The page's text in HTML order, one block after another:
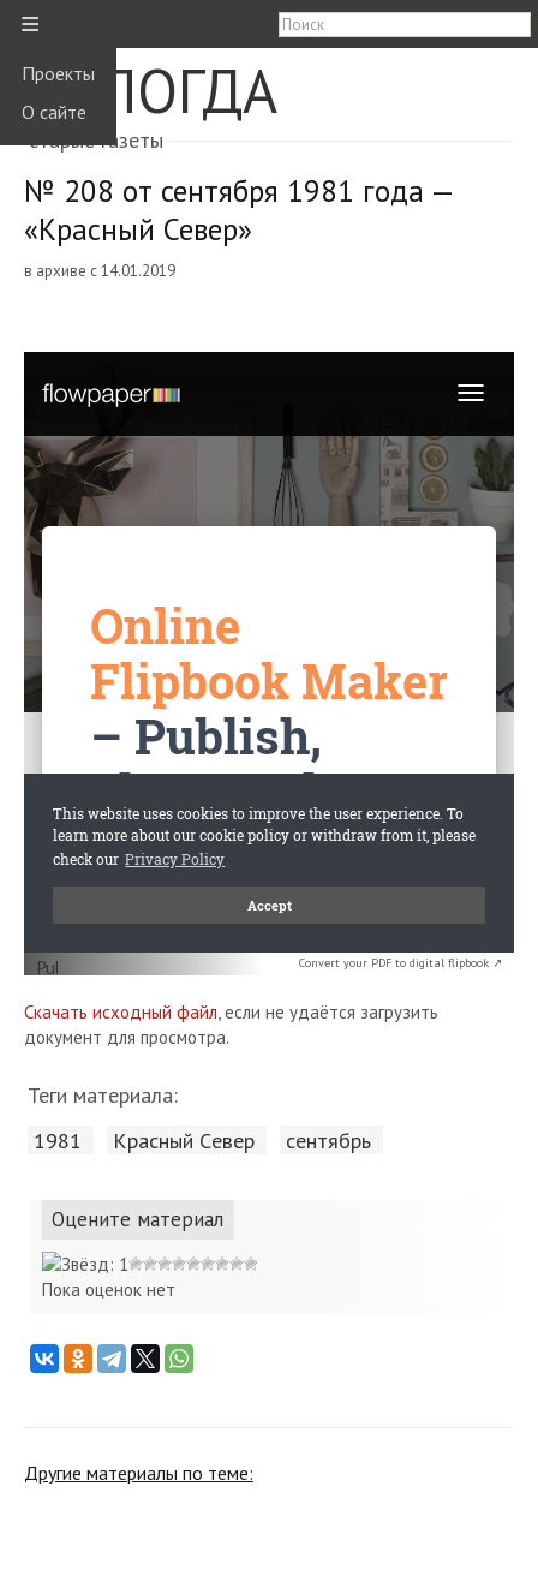
≡
Проекты
О сайте
ВОЛОГДА
старые газеты
№ 208 от сентября 1981 года —
«Красный Север»
в архиве с 14.01.2019
Convert your PDF to digital flipbook ↗
Скачать исходный файл, если не удаётся загрузить
документ для просмотра.
Теги материала:
1981 Красный Cевер сентябрь
Оцените материал
Пока оценок нет
Другие материалы по теме: